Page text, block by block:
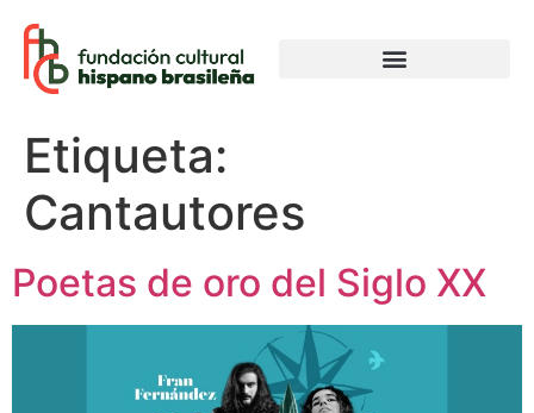
Etiqueta:
Cantautores
Poetas de oro del Siglo XX